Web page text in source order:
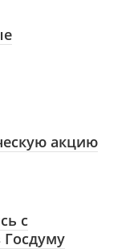
акцию
с